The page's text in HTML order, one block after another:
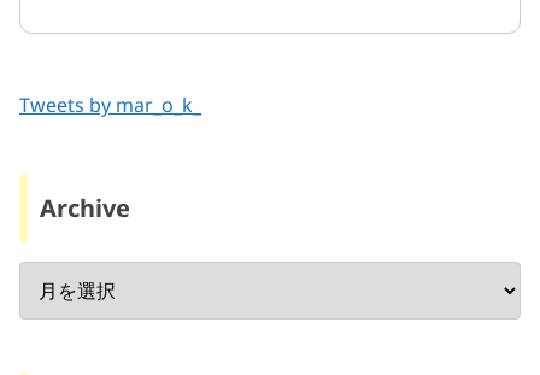
Tweets by mar_o_k_
Archive